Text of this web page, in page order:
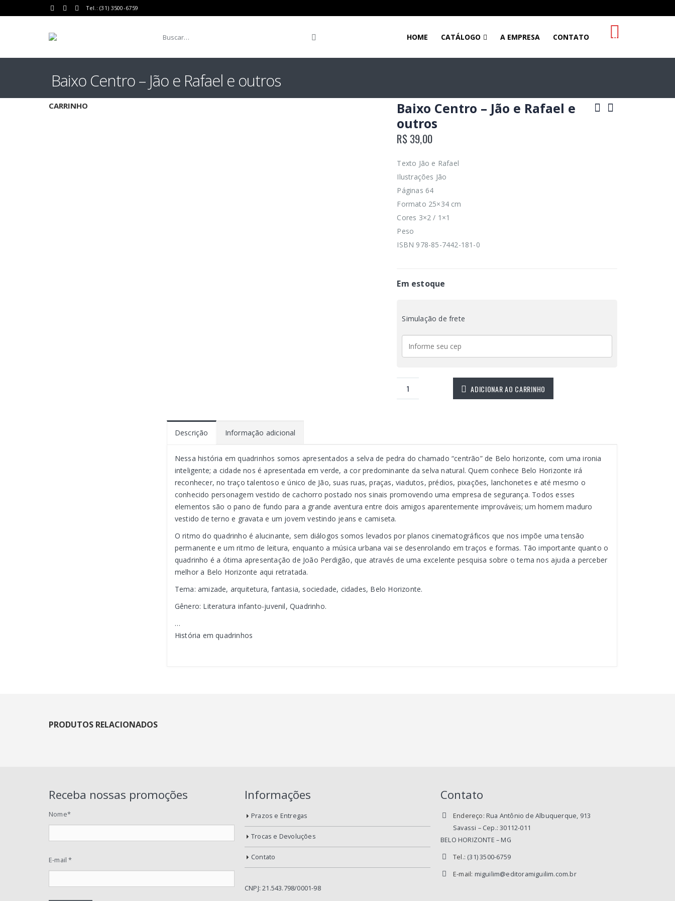
Tel.: (31) 3500-6759
HOME CATÁLOGO A EMPRESA CONTATO 0
Baixo Centro – Jão e Rafael e outros
Baixo Centro – Jão e Rafael e
outros
R$39,00
Texto Jão e Rafael
Ilustrações Jão
Páginas 64
Formato 25×34 cm
Cores 3×2 / 1×1
Peso
ISBN 978-85-7442-181-0
Em estoque
Simulação de frete
ADICIONAR AO CARRINHO
Descrição Informação adicional
Nessa história em quadrinhos somos apresentados a selva de pedra do chamado “centrão” de Belo horizonte, com uma ironia
inteligente; a cidade nos é apresentada em verde, a cor predominante da selva natural. Quem conhece Belo Horizonte irá
reconhecer, no traço talentoso e único de Jão, suas ruas, praças, viadutos, prédios, pixações, lanchonetes e até mesmo o
conhecido personagem vestido de cachorro postado nos sinais promovendo uma empresa de segurança. Todos esses
elementos são o pano de fundo para a grande aventura entre dois amigos aparentemente improváveis; um homem maduro
vestido de terno e gravata e um jovem vestindo jeans e camiseta.
O ritmo do quadrinho é alucinante, sem diálogos somos levados por planos cinematográficos que nos impõe uma tensão
permanente e um ritmo de leitura, enquanto a música urbana vai se desenrolando em traços e formas. Tão importante quanto o
quadrinho é a ótima apresentação de João Perdigão, que através de uma excelente pesquisa sobre o tema nos ajuda a perceber
melhor a Belo Horizonte aqui retratada.
Tema: amizade, arquitetura, fantasia, sociedade, cidades, Belo Horizonte.
Gênero: Literatura infanto-juvenil, Quadrinho.
…
História em quadrinhos
CARRINHO
PRODUTOS RELACIONADOS
Receba nossas promoções
Nome*
E-mail *
Informações
Prazos e Entregas
Trocas e Devoluções
Contato
CNPJ: 21.543.798/0001-98
Contato
Endereço: Rua Antônio de Albuquerque, 913
Savassi – Cep.: 30112-011
BELO HORIZONTE – MG
Tel.: (31) 3500-6759
E-mail: miguilim@editoramiguilim.com.br